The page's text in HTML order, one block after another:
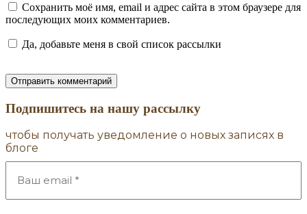
Сохранить моё имя, email и адрес сайта в этом браузере для
последующих моих комментариев.
Да, добавьте меня в свой список рассылки
Подпишитесь на нашу рассылку
чтобы получать уведомление о новых записях в
блоге